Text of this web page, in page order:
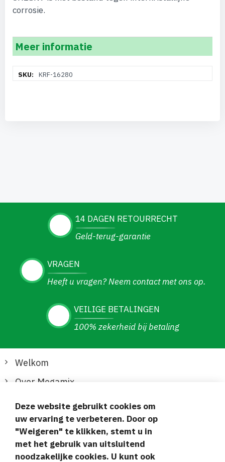
corrosie.
Meer informatie
informatieKRF-16280
14 DAGEN RETOURRECHT
Geld-terug-garantie
VRAGEN
Heeft u vragen? Neem contact met ons op.
VEILIGE BETALINGEN
100% zekerheid bij betaling
Welkom
Over Megamix
Informatie
Klantenservice
Veilige en gemakkelijke betalingen
Deze website gebruikt cookies om
uw ervaring te verbeteren. Door op
"Weigeren" te klikken, stemt u in
met het gebruik van uitsluitend
noodzakelijke cookies. U kunt ook